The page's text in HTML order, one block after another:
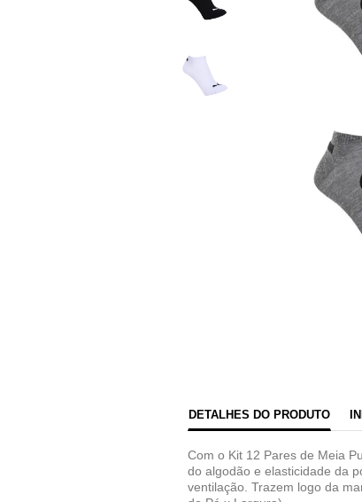
DETALHES DO PRODUTO
Com o Kit 12 Pares de Meia
do algodão e elasticidade da
ventilação. Trazem logo da